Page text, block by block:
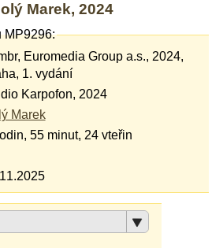
Marek, 2024
MP9296:
Euromedia Group a.s., 2024,
1. vydání
Karpofon, 2024
Marek
55 minut, 24 vteřin